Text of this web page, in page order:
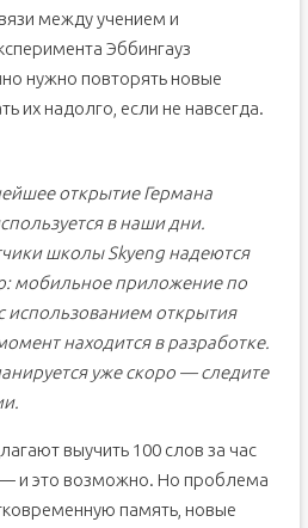
между учением и
Эббингауз
нужно повторять новые
их надолго, если не навсегда.
открытие Германа
в наши дни.
школы Skyeng надеются
мобильное приложение по
использованием открытия
находится в разработке.
уже скоро — следите
выучить 100 слов за час
— и это возможно. Но проблема
память, новые